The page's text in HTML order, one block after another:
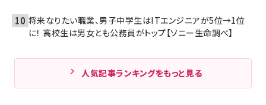
将来なりたい職業、男子中学生はITエンジニアが5位→1位
に！ 高校生は男女とも公務員がトップ【ソニー生命調べ】
人気記事ランキングをもっと見る